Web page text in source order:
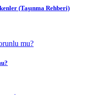
(Taşınma Rehberi)